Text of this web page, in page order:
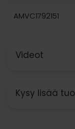
AMVC1792151
Videot
Kysy lisää